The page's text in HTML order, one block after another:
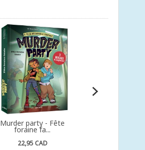
Murder party - Fête
foraine fa...
22,95 CAD